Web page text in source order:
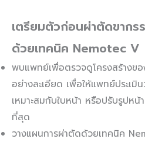
เตรียมตัวก่อนผ่าตัดขากร
ด้วยเทคนิค Nemotec V
พบแพทย์เพื่อตรวจดูโครงสร้างขอ
อย่างละเอียด เพื่อให้แพทย์ประเมิ
เหมาะสมกับใบหน้า หรือปรับรูปห
ที่สุด
วางแผนการผ่าตัดด้วยเทคนิค